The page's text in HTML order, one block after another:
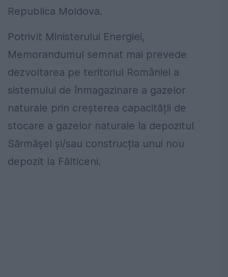
Republica Moldova.
Potrivit Ministerului Energiei,
Memorandumul semnat mai prevede
dezvoltarea pe teritoriul României a
sistemului de înmagazinare a gazelor
naturale prin creșterea capacității de
stocare a gazelor naturale la depozitul
Sărmășel și/sau construcția unui nou
depozit la Fălticeni.